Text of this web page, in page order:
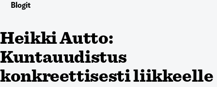
Blogit
Heikki Autto:
Kuntauudistus
konkreettisesti liikkeelle